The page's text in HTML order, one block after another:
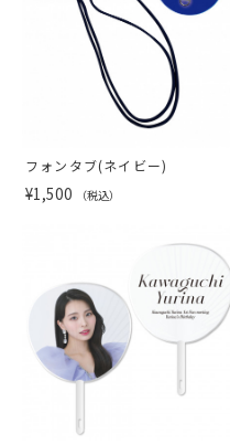
フォンタブ(ネイビー)
¥1,500 （税込）